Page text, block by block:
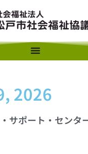
2026
サポート・センタ